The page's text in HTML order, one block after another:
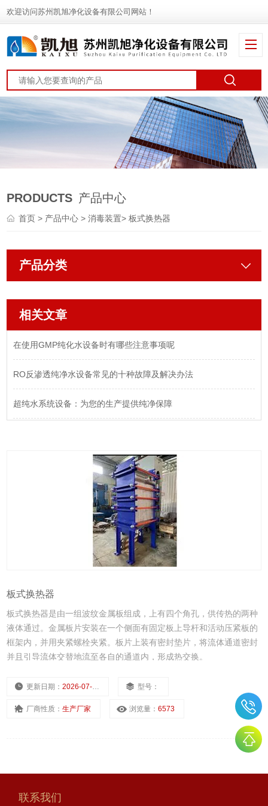
欢迎访问苏州凯旭净化设备有限公司网站！
PRODUCTS 产品中心
首页> 产品中心>消毒装置>板式换热器
产品分类
相关文章
在使用GMP纯化水设备时有哪些注意事项呢
RO反渗透纯净水设备常见的十种故障及解决办法
超纯水系统设备：为您的生产提供纯净保障
板式换热器
板式换热器是由一组波纹金属板组成，上有四个角孔，供传热的两种
液体通过。金属板片安装在一个侧面有固定板上导杆和活动压紧板的
框架内，并用夹紧螺栓夹紧。板片上装有密封垫片，将流体通道密封
并且引导流体交替地流至各自的通道内，形成热交换。
更新日期：2026-07-09 型号：
厂商性质：生产厂家 浏览量：6573
联系我们